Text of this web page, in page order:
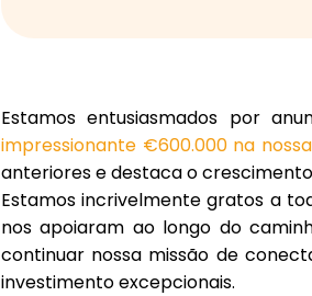
Estamos entusiasmados por
impressionante €600.000 na
anteriores e destaca o
Estamos incrivelmente gratos a
nos apoiaram ao longo do
continuar nossa missão de
investimento excepcionais.